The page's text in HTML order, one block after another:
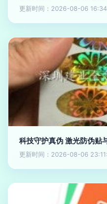
更新时间：2026-08-06
科技守护真伪 激光防伪贴
更新时间：2026-08-06